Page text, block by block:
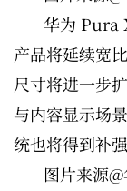
华为 Pura
产品将延续宽
尺寸将进一步
与内容显示场
统也将得到补
图片来源